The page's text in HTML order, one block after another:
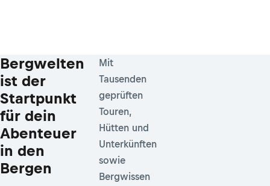
Bergwelten
ist der
Startpunkt
für dein
Abenteuer
in den
Bergen
Mit
Tausenden
geprüften
Touren,
Hütten und
Unterkünften
sowie
Bergwissen